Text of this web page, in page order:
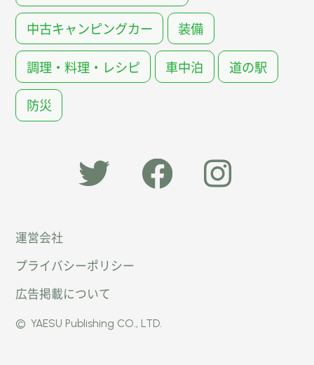
中古キャンピングカー 装備
調理・料理・レシピ 車中泊 道の駅
防災
ン
パー」
公式 Faceb
運営会社
プライバシーポリシー
広告掲載について
© YAESU Publishing CO., LTD.